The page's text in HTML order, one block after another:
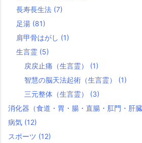
長寿長生法 (7)
足湯 (81)
肩甲骨はがし (1)
生言霊 (5)
戻戻止痛（生言霊） (1)
智慧の脳天法起術（生言霊） (1)
三元整体（生言霊） (3)
消化器（食道・胃・腸・直腸・肛門・肝
病気 (12)
スポーツ (12)